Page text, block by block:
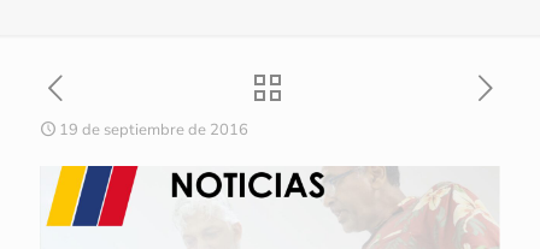
19 de septiembre de 2016